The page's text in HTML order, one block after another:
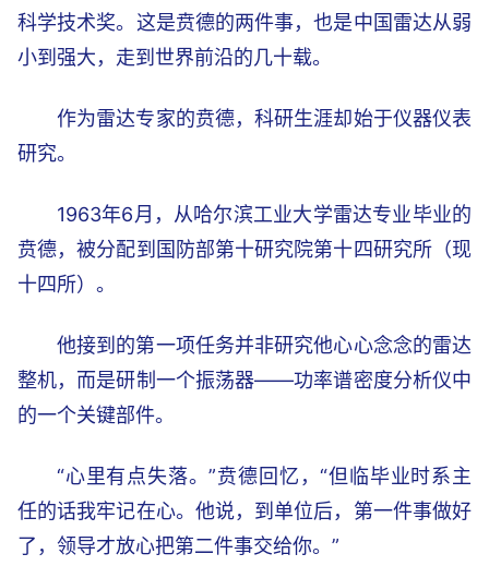
科学技术奖。这是贲德的两件事，也是中国雷达从弱
小到强大，走到世界前沿的几十载。
作为雷达专家的贲德，科研生涯却始于仪器仪表
研究。
1963年6月，从哈尔滨工业大学雷达专业毕业的
贲德，被分配到国防部第十研究院第十四研究所（现
十四所）。
他接到的第一项任务并非研究他心心念念的雷达
整机，而是研制一个振荡器——功率谱密度分析仪中
的一个关键部件。
“心里有点失落。”贲德回忆，“但临毕业时系主
任的话我牢记在心。他说，到单位后，第一件事做好
了，领导才放心把第二件事交给你。”